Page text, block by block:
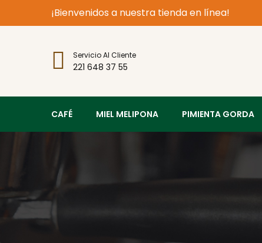
¡Bienvenidos a nuestra tienda en línea!
Servicio Al Cliente
221 648 37 55
CAFÉ MIEL MELIPONA PIMIENTA GORDA